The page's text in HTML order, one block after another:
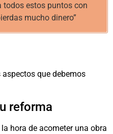
todos estos puntos con
mucho dinero”
que debemos
reforma
hora de acometer una obra